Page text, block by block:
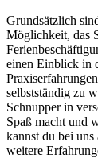
Grundsätzlich
Möglichkeit, das
einen Einblick in
selbstständig zu
Schnupper in
Spaß macht und
kannst du bei uns
weitere